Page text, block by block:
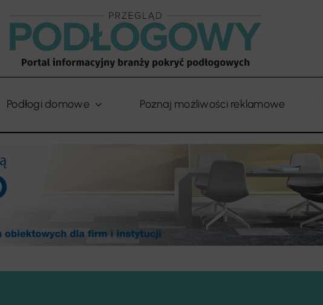
Podłogi domowe Poznaj możliwości reklamowe